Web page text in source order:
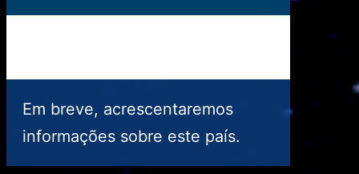
Em breve, acrescentaremos
informações sobre este país.